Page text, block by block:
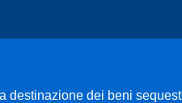
destinazione dei beni